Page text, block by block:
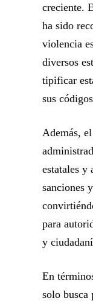
creciente.
ha sido
violencia
diversos
tipificar
sus
Además,
estatales y
sanciones
para
y
En
solo busca